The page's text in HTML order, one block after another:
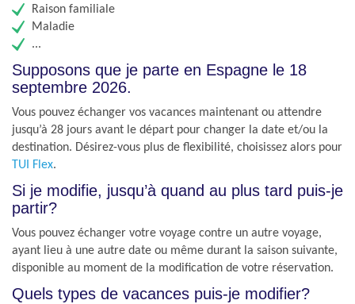
Raison familiale
Maladie
...
Supposons que je parte en Espagne le 18
septembre 2026.
Vous pouvez échanger vos vacances maintenant ou attendre
jusqu’à 28 jours avant le départ pour changer la date et/ou la
destination. Désirez-vous plus de flexibilité, choisissez alors pour
TUI Flex.
Si je modifie, jusqu’à quand au plus tard puis-je
partir?
Vous pouvez échanger votre voyage contre un autre voyage,
ayant lieu à une autre date ou même durant la saison suivante,
disponible au moment de la modification de votre réservation.
Quels types de vacances puis-je modifier?